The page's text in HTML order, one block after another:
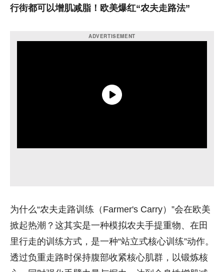
行街都可以增肌减脂！欧美爆红“农夫走路法”
为什么“农夫走路训练（Farmer's Carry）”会在欧美
掀起热潮？这其实是一种模拟农夫手提重物、在田
里行走的训练方式，是一种“站立式核心训练”动作。
透过负重走路时保持腹部收紧核心肌群，以锻炼核